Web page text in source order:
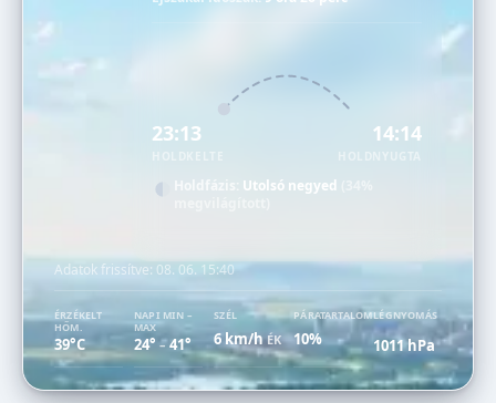
23:13 14:14
HOLDNYUGTA
Holdfázis: Utolsó negyed
Adatok frissítve: 08. 06. 15:40
ÉRZÉKELT
HŐM.
39°C
NAPI MIN –
MAX
24° –41°
SZÉL
6 km/hÉK
PÁRATARTALOM
10%
LÉGNYOMÁS
1011 hPa